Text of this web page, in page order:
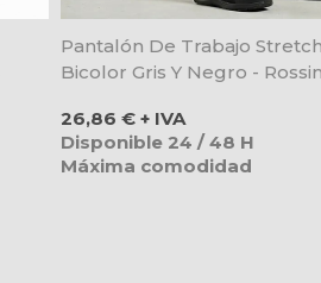
Pantalón De Trabajo
Bicolor Gris Y Negro -
Precio
26,86 € + IVA
Disponible 24 / 48 H
Máxima comodidad